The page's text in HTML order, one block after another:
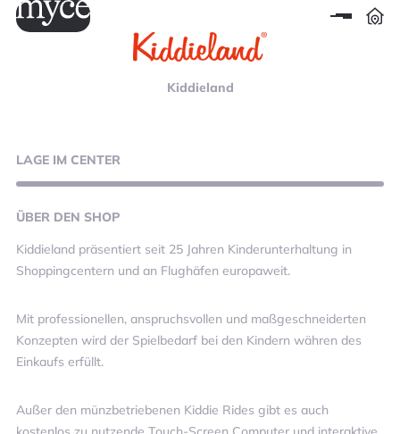
Kiddieland
LAGEIM CENTER
ÜBERDEN SHOP
Kiddieland präsentiert seit 25 Jahren Kinderunterhaltung in
Shoppingcentern und an Flughäfen europaweit.
Mit professionellen, anspruchsvollen und maßgeschneiderten
Konzepten wird der Spielbedarf bei den Kindern währen des
Einkaufs erfüllt.
Außer den münzbetriebenen Kiddie Rides gibt es auch